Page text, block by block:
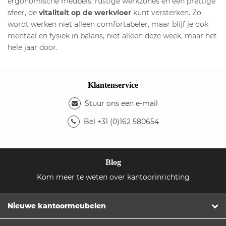
sfeer, de vitaliteit op de werkvloer kunt versterken. Zo
wordt werken niet alleen comfortabeler, maar blijf je ook
mentaal en fysiek in balans, niet alleen deze week, maar het
hele jaar door.
Klantenservice
Stuur ons een e-mail
Bel +31 (0)162 580654
Blog
Kom meer te weten over kantoorinrichting
Nieuwe kantoormeubelen